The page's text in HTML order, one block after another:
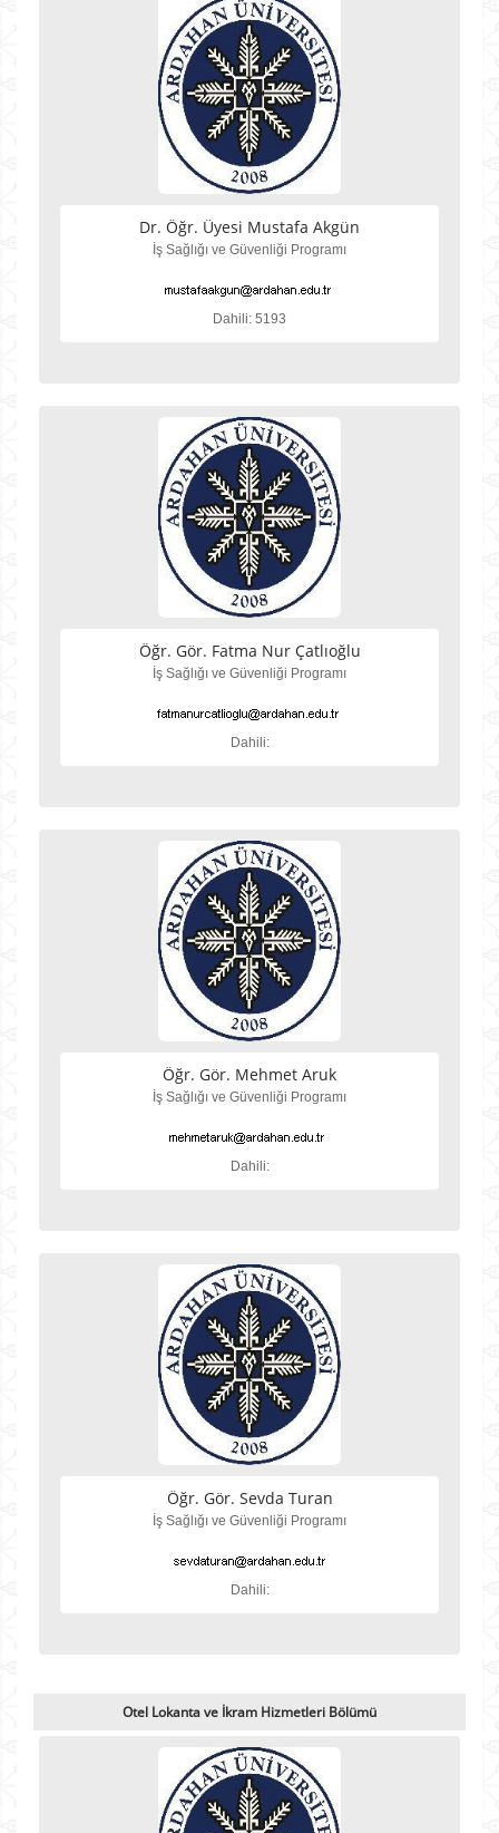
Dr. Öğr. Üyesi Mustafa Akgün
İş Sağlığı ve Güvenliği Programı
Dahili: 5193
Öğr. Gör. Fatma Nur Çatlıoğlu
İş Sağlığı ve Güvenliği Programı
Dahili:
Öğr. Gör. Mehmet Aruk
İş Sağlığı ve Güvenliği Programı
Dahili:
Öğr. Gör. Sevda Turan
İş Sağlığı ve Güvenliği Programı
Dahili:
Otel Lokanta ve İkram Hizmetleri Bölümü